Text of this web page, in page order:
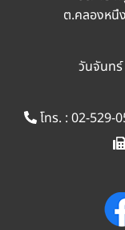
ต.คลองหนึ่
วันจันท
โทร. : 02-529-